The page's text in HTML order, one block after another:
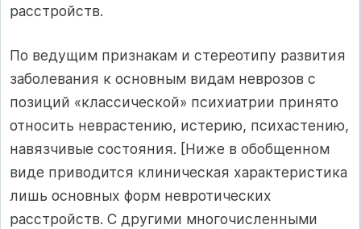
расстройств.
По ведущим признакам и стереотипу развития
заболевания к основным видам неврозов с
позиций «классической» психиатрии принято
относить неврастению, истерию, психастению,
навязчивые состояния. [Ниже в обобщенном
виде приводится клиническая характеристика
лишь основных форм невротических
расстройств. С другими многочисленными